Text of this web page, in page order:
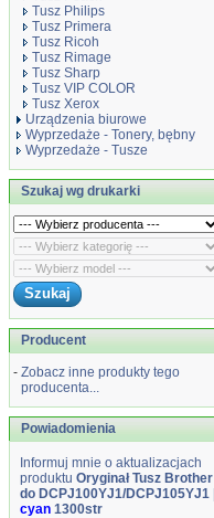
Tusz Philips
Tusz Primera
Tusz Ricoh
Tusz Rimage
Tusz Sharp
Tusz VIP COLOR
Tusz Xerox
Urządzenia biurowe
Wyprzedaże - Tonery, bębny
Wyprzedaże - Tusze
Szukaj wg drukarki
Producent
- Zobacz inne produkty tego
producenta...
Powiadomienia
Informuj mnie o aktualizacjach
produktu Oryginał Tusz Brother
do DCPJ100YJ1/DCPJ105YJ1 |
cyan 1300str